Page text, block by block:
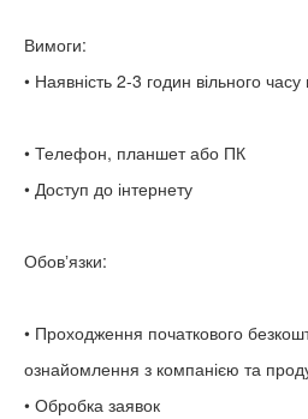
Вимоги:
• Наявність 2-3 годин вільного
• Телефон, планшет або ПК
• Доступ до інтернету
Обовʼязки:
• Проходження початкового
ознайомлення з компанією та
• Обробка заявок